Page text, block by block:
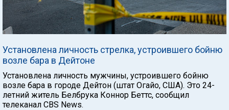
Установлена личность стрелка, устроившего бойню
возле бара в Дейтоне
Установлена личность мужчины, устроившего бойню
возле бара в городе Дейтон (штат Огайо, США). Это 24-
летний житель Белбрука Коннор Беттс, сообщил
телеканал CBS News.